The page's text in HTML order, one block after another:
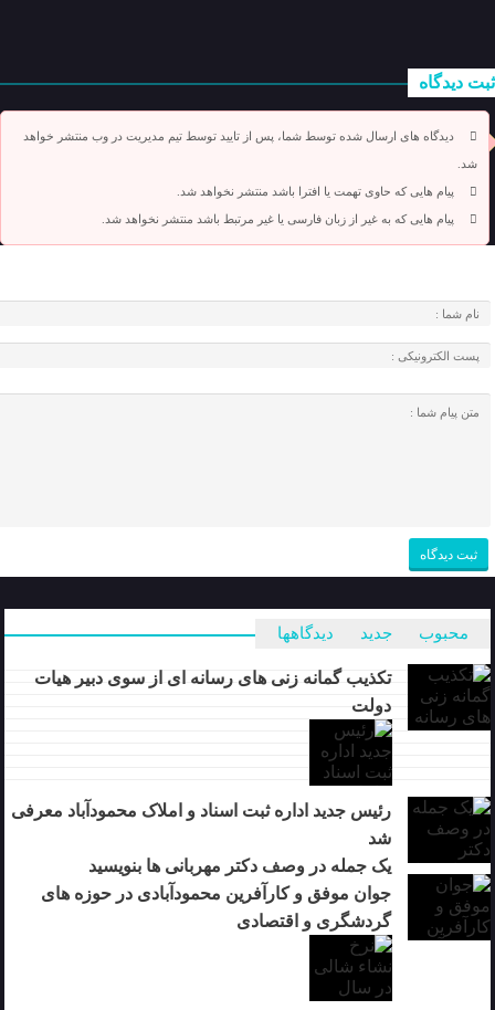
ثبت دیدگاه
دیدگاه های ارسال شده توسط شما، پس از تایید توسط تیم مدیریت در وب منتشر خواهد
شد.
پیام هایی که حاوی تهمت یا افترا باشد منتشر نخواهد شد.
پیام هایی که به غیر از زبان فارسی یا غیر مرتبط باشد منتشر نخواهد شد.
محبوب جدید دیدگاهها
تکذیب گمانه زنی های رسانه ای از سوی دبیر هیات
دولت
رئیس جدید اداره ثبت اسناد و املاک محمودآباد معرفی
شد
یک جمله در وصف دکتر مهربانی ها بنویسید
جوان موفق و کارآفرین محمودآبادی در حوزه های
گردشگری و اقتصادی